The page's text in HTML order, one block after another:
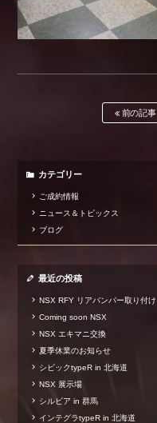
前の記事
カテゴリー
ご成約情報
ニュース＆トピックス
ブログ
最近の投稿
NSX RFY リアバンパー取り付け
Coming soon NSX
NSX エキマニ交換
夏季休業のお知らせ
シビックtypeR in 北海道
NSX 展示場
シルビア in 群馬
インテグラtypeR in 北海道